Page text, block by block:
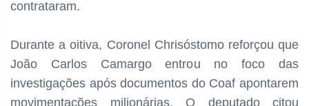
contrataram.
Durante a oitiva, Coronel Chrisóstomo reforçou que
João Carlos Camargo entrou no foco das
investigações após documentos do Coaf apontarem
movimentações milionárias. O deputado citou